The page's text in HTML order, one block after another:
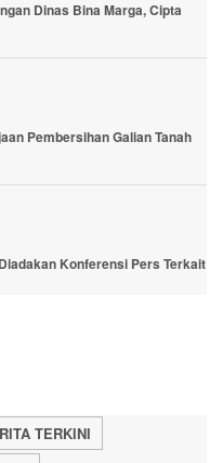
Dinas Bina Marga, Cipta
Pembersihan Galian Tanah
Konferensi Pers Terkait
TERKINI